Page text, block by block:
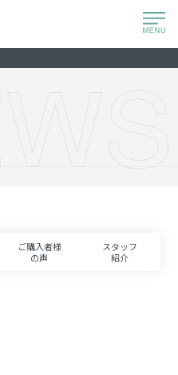
ご購入者様
の声
スタッフ
紹介